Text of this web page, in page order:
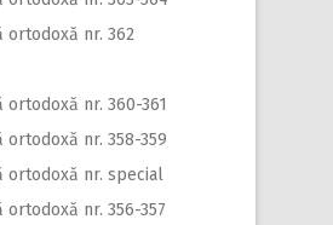
ortodoxă nr. 362
ortodoxă nr. 360-361
ortodoxă nr. 358-359
ortodoxă nr. special
ortodoxă nr. 356-357